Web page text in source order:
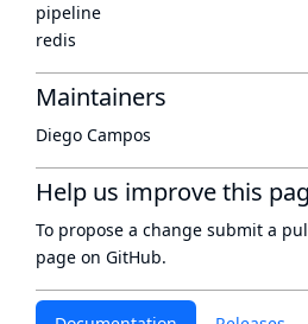
pipeline
redis
Maintainers
Diego Campos
Help us improve this
To propose a change submit a
page on GitHub.